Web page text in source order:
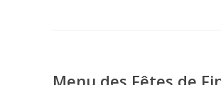
Menu des Fêtes de